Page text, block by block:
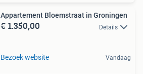
Appartement Bloemstraat in Groningen
€ 1.350,00 Details
Bezoek website Vandaag